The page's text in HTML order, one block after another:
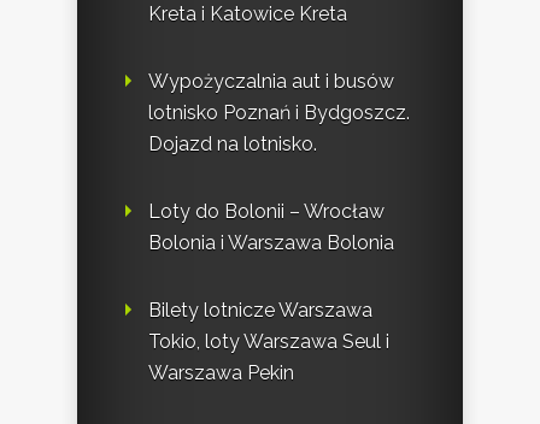
Kreta i Katowice Kreta
Wypożyczalnia aut i busów
lotnisko Poznań i Bydgoszcz.
Dojazd na lotnisko.
Loty do Bolonii – Wrocław
Bolonia i Warszawa Bolonia
Bilety lotnicze Warszawa
Tokio, loty Warszawa Seul i
Warszawa Pekin